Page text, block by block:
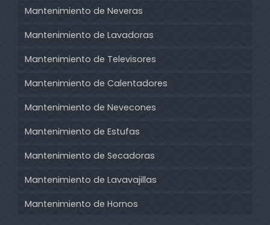
Mantenimiento de Neveras
Mantenimiento de Lavadoras
Mantenimiento de Televisores
Mantenimiento de Calentadores
Mantenimiento de Nevecones
Mantenimiento de Estufas
Mantenimiento de Secadoras
Mantenimiento de Lavavajillas
Mantenimiento de Hornos